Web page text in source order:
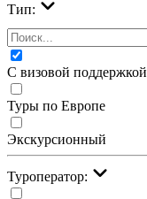
Тип:
С визовой поддержкой
Туры по Европе
Экскурсионный
Туроператор: